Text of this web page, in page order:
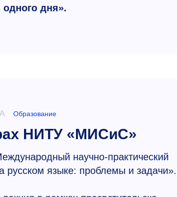
дня».
Образование
НИТУ «МИСиС»
научно-практический
русском языке: проблемы и задачи».